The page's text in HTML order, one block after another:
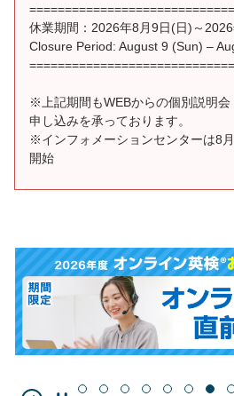
休業期間：2026年8月9日(日)～
Closure Period: August 9 (Sun) –
※上記期間もWEBからの個別説明
申し込みを承っております。
※インフォメーションセンターは8
開始